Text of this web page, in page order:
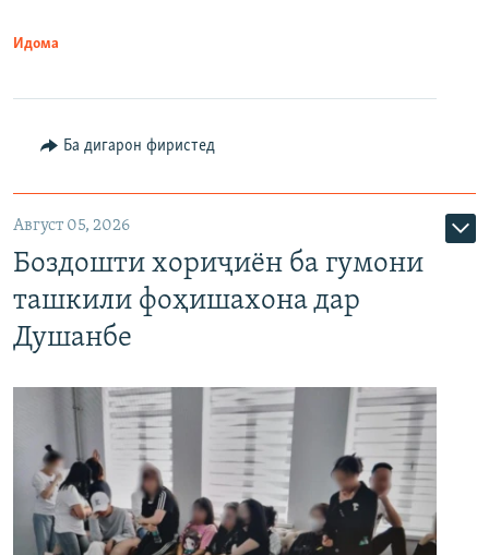
Идома
Ба дигарон фиристед
Август 05, 2026
Боздошти хориҷиён ба гумони
ташкили фоҳишахона дар
Душанбе